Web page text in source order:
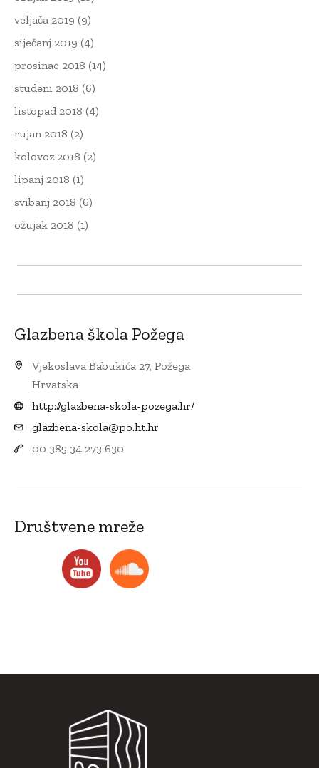
veljača 2019 (9)
siječanj 2019 (4)
prosinac 2018 (14)
studeni 2018 (6)
listopad 2018 (4)
rujan 2018 (2)
kolovoz 2018 (2)
lipanj 2018 (1)
svibanj 2018 (6)
ožujak 2018 (1)
Glazbena škola Požega
Vjekoslava Babukića 27, Požega
Hrvatska
http://glazbena-skola-pozega.hr/
glazbena-skola@po.ht.hr
00 385 34 273 630
Društvene mreže